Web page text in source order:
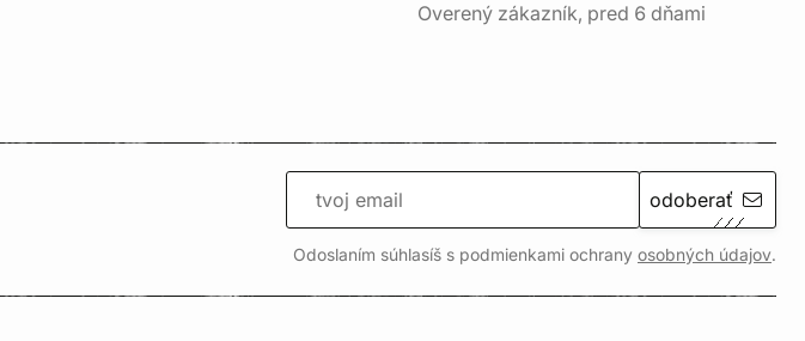
Overený zákazník, pred 6 dňami
odoberať
Odoslaním súhlasíš s podmienkami ochrany osobných údajov.